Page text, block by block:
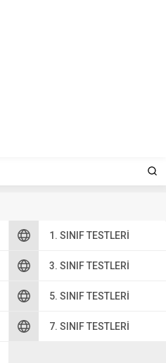
1. SINIF TESTLERI
3. SINIF TESTLERI
5. SINIF TESTLERI
7. SINIF TESTLERI